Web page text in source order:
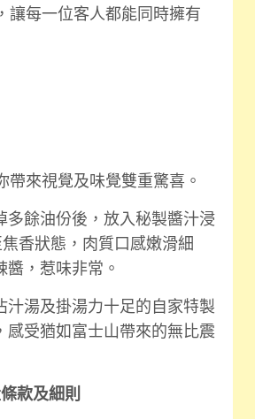
，讓每一位客人都能同時擁有
來視覺及味覺雙重驚喜。
多餘油份後，放入秘製醬汁浸
香狀態，肉質口感嫩滑細
，惹味非常。
湯及掛湯力十足的自家特製
受猶如富士山帶來的無比震
款及細則